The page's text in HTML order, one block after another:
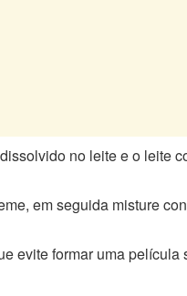
no leite e o leite
em seguida misture
evite formar uma película